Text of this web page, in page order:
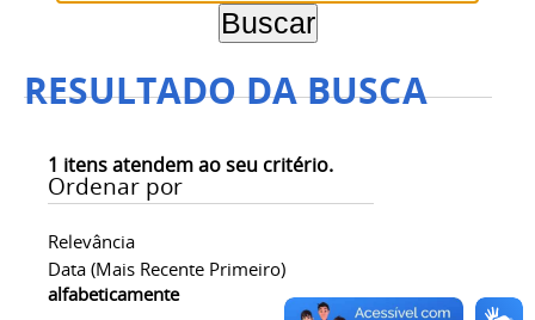
RESULTADO DA BUSCA
1 itens atendem ao seu critério.
Ordenar por
Relevância
Data (mais Recente Primeiro)
alfabeticamente